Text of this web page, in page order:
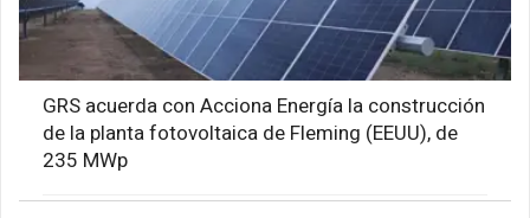
GRS acuerda con Acciona Energía la construcción
de la planta fotovoltaica de Fleming (EEUU), de
235 MWp